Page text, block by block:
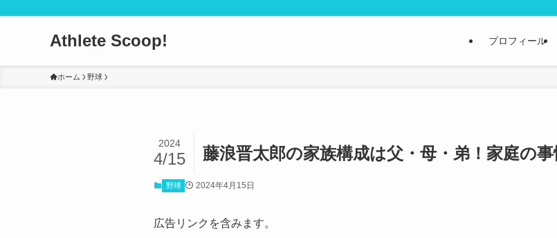
Athlete Scoop! プロフィール
ホーム 野球
藤浪晋太郎の家族構成は父・母・弟！家庭の
2024
4/15
野球 2024年4月15日
広告リンクを含みます。